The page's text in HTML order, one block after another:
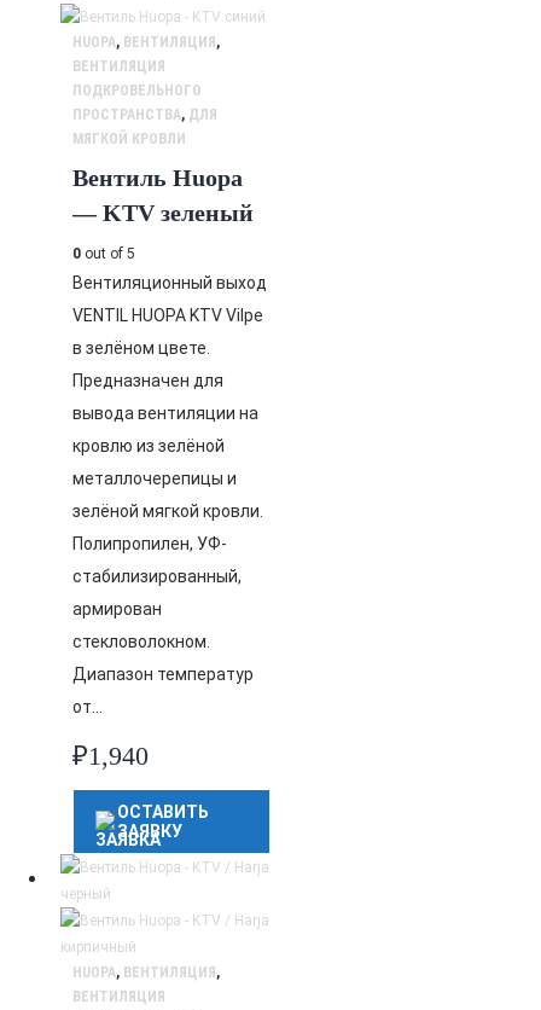
HUOPA, ВЕНТИЛЯЦИЯ,
ВЕНТИЛЯЦИЯ
ПОДКРОВЕЛЬНОГО
ПРОСТРАНСТВА, ДЛЯ
МЯГКОЙ КРОВЛИ
Вентиль Huopa
— KTV зеленый
0 out of 5
Вентиляционный выход
VENTIL HUOPA KTV Vilpe
в зелёном цвете.
Предназначен для
вывода вентиляции на
кровлю из зелёной
металлочерепицы и
зелёной мягкой кровли.
Полипропилен, УФ-
стабилизированный,
армирован
стекловолокном.
Диапазон температур
от…
₽1,940
ОСТАВИТЬ
ЗАЯВКУ
HUOPA, ВЕНТИЛЯЦИЯ,
ВЕНТИЛЯЦИЯ